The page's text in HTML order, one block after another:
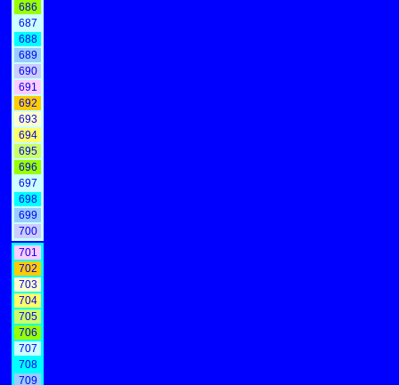
686
687
688
689
690
691
692
693
694
695
696
697
698
699
700
701
702
703
704
705
706
707
708
709